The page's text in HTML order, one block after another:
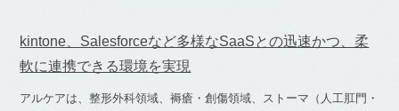
kintone、Salesforceなど多様なSaaSとの迅速かつ、柔
軟に連携できる環境を実現
アルケアは、整形外科領域、褥瘡・創傷領域、ストーマ（人工肛門・